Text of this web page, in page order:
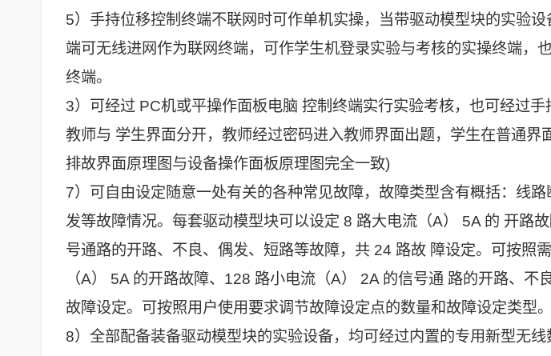
5）手持位移控制终端不联网时可作单机实操，当带驱动模型块的实验
端可无线进网作为联网终端，可作学生机登录实验与考核的实操终端，
终端。
3）可经过 PC机或平操作面板电脑 控制终端实行实验考核，也可经过手
教师与 学生界面分开，教师经过密码进入教师界面出题，学生在普通界
排故界面原理图与设备操作面板原理图完全一致)
7）可自由设定随意一处有关的各种常见故障，故障类型含有概括：线
发等故障情况。每套驱动模型块可以设定 8 路大电流（A） 5A 的 开路
号通路的开路、不良、偶发、短路等故障，共 24 路故 障设定。可按照
（A） 5A 的开路故障、128 路小电流（A） 2A 的信号通 路的开路、不
故障设定。可按照用户使用要求调节故障设定点的数量和故障设定类型。
8）全部配备装备驱动模型块的实验设备，均可经过内置的专用新型无